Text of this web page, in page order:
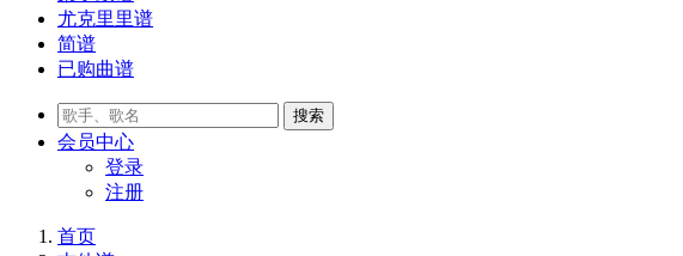
尤克里里谱
简谱
已购曲谱
会员中心
登录
注册
首页